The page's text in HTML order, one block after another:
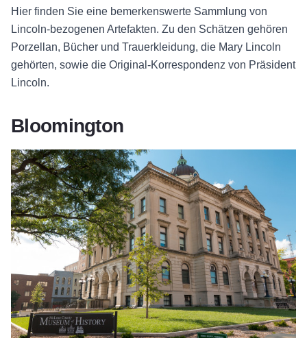
Hier finden Sie eine bemerkenswerte Sammlung von
Lincoln-bezogenen Artefakten. Zu den Schätzen gehören
Porzellan, Bücher und Trauerkleidung, die Mary Lincoln
gehörten, sowie die Original-Korrespondenz von Präsident
Lincoln.
Bloomington